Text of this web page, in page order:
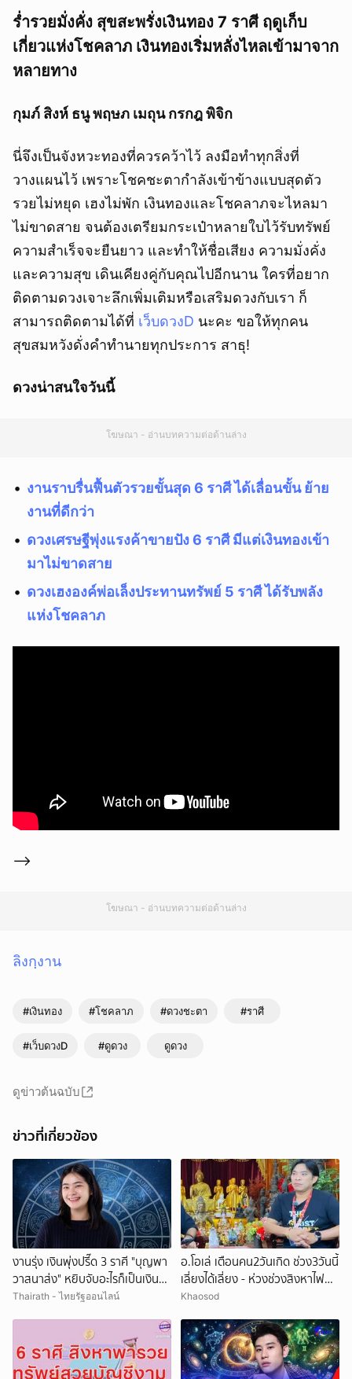
ร่ำรวยมั่งคั่ง สุขสะพรั่งเงินทอง 7 ราศี ฤดูเก็บ
เกี่ยวแห่งโชคลาภ เงินทองเริ่มหลั่งไหลเข้ามาจาก
หลายทาง
กุมภ์ สิงห์ ธนู พฤษภ เมถุน กรกฎ พิจิก
นี่จึงเป็นจังหวะทองที่ควรคว้าไว้ ลงมือทำทุกสิ่งที่
วางแผนไว้ เพราะโชคชะตากำลังเข้าข้างแบบสุดตัว
รวยไม่หยุด เฮงไม่พัก เงินทองและโชคลาภจะไหลมา
ไม่ขาดสาย จนต้องเตรียมกระเป๋าหลายใบไว้รับทรัพย์
ความสำเร็จจะยืนยาว และทำให้ชื่อเสียง ความมั่งคั่ง
และความสุข เดินเคียงคู่กับคุณไปอีกนาน ใครที่อยาก
ติดตามดวงเจาะลึกเพิ่มเติมหรือเสริมดวงกับเรา ก็
สามารถติดตามได้ที่ เว็บดวงD นะคะ ขอให้ทุกคน
สุขสมหวังดั่งคำทำนายทุกประการ สาธุ!
ดวงน่าสนใจวันนี้
โฆษณา - อ่านบทความต่อด้านล่าง
งานราบรื่นฟื้นตัวรวยขั้นสุด 6 ราศี ได้เลื่อนขั้น ย้าย
งานที่ดีกว่า
ดวงเศรษฐีพุ่งแรงค้าขายปัง 6 ราศี มีแต่เงินทองเข้า
มาไม่ขาดสาย
ดวงเฮงองค์พ่อเล็งประทานทรัพย์ 5 ราศี ได้รับพลัง
แห่งโชคลาภ
-->
โฆษณา - อ่านบทความต่อด้านล่าง
ลิงกฺงาน
#เงินทอง #โชคลาภ #ดวงชะตา #ราศี
#เว็บดวงD #ดูดวง ดูดวง
ดูข่าวต้นฉบับ
ข่าวที่เกี่ยวข้อง
งานรุ่ง เงินพุ่งปรี๊ด 3 ราศี "บุญพา
วาสนาส่ง" หยิบจับอะไรก็เป็นเงิน
เป็นทอง
Thairath - ไทยรัฐออนไลน์
อ.โอเล่ เตือนคน2วันเกิด ช่วง3วันนี้
เลี่ยงได้เลี่ยง - ห่วงช่วงสิงหาไฟ
ต้องระวังอะไร
Khaosod